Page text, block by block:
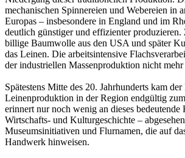
mechanischen Spinnereien und Webereien in
Europas – insbesondere in England und im
deutlich günstiger und effizienter
billige Baumwolle aus den USA und später
das Leinen. Die arbeitsintensive
der industriellen Massenproduktion nicht
Spätestens Mitte des 20. Jahrhunderts kam
Leinenproduktion in der Region endgültig
erinnert nur noch wenig an dieses
Wirtschafts- und Kulturgeschichte –
Museumsinitiativen und Flurnamen, die auf
Handwerk hinweisen.